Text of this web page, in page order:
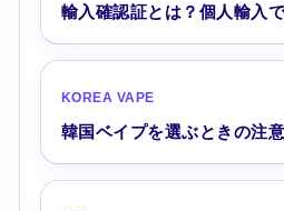
輸入確認証とは？個人輸入
KOREA VAPE
韓国ベイプを選ぶときの注